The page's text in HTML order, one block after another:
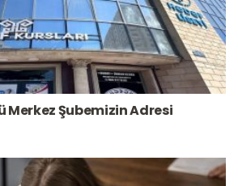
Merkez Şubemizin Adresi